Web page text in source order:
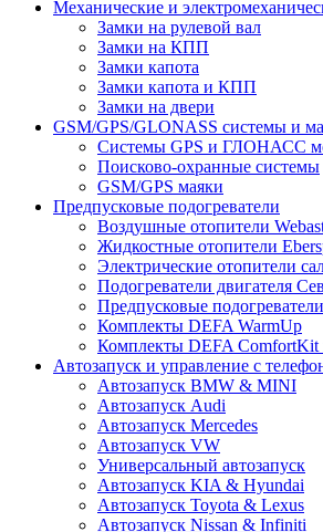
Механические и
Замки на рулевой вал
Замки на КПП
Замки капота
Замки капота и КПП
Замки на двери
GSM/GPS/GLONASS системы и
Системы GPS и ГЛОНАСС
Поисково-охранные системы
GSM/GPS маяки
Предпусковые подогреватели
Воздушные отопители
Жидкостные отопители
Электрические отопители
Подогреватели двигателя
Предпусковые
Комплекты DEFA WarmUp
Комплекты DEFA ComfortKit
Автозапуск и управление с
Автозапуск BMW & MINI
Автозапуск Audi
Автозапуск Mercedes
Автозапуск VW
Универсальный автозапуск
Автозапуск KIA & Hyundai
Автозапуск Toyota & Lexus
Автозапуск Nissan & Infiniti